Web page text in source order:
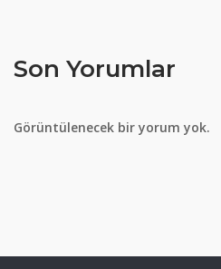
Son Yorumlar
Görüntülenecek bir yorum yok.